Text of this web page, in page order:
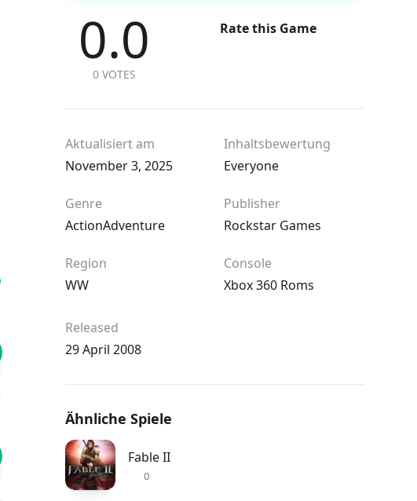
0.0
0 VOTES
Rate this Game
Aktualisiert am
November 3, 2025
Inhaltsbewertung
Everyone
Genre
ActionAdventure
Publisher
Rockstar Games
Region
WW
Console
Xbox 360 Roms
Released
29 April 2008
Ähnliche Spiele
Fable II
0